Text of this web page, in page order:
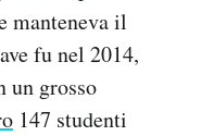
manteneva il
fu nel 2014,
un grosso
147 studenti